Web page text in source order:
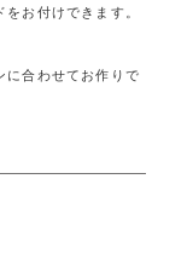
お付けできます。
に合わせてお作りで